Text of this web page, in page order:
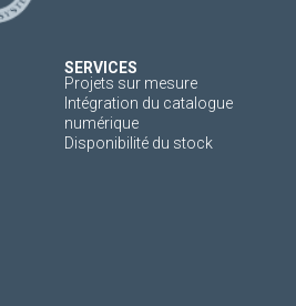
SERVICES
Projets sur mesure
Intégration du catalogue
numérique
Disponibilité du stock